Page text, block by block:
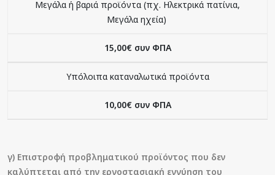
Μεγάλα ή βαριά προϊόντα (πχ. Ηλεκτρικά πατίνια,
Μεγάλα ηχεία)
15,00€ συν ΦΠΑ
Υπόλοιπα καταναλωτικά προϊόντα
10,00€ συν ΦΠΑ
γ) Επιστροφή προβληματικού προϊόντος που δεν
καλύπτεται από την εργοστασιακή εγγύηση του